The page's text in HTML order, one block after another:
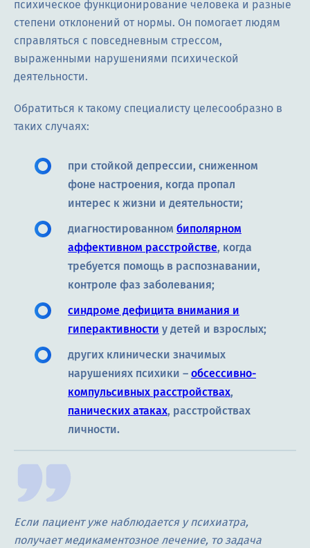
психическое функционирование человека и разные
степени отклонений от нормы. Он помогает людям
справляться с повседневным стрессом,
выраженными нарушениями психической
деятельности.
Обратиться к такому специалисту целесообразно в
таких случаях:
при стойкой депрессии, сниженном
фоне настроения, когда пропал
интерес к жизни и деятельности;
диагностированном биполярном
аффективном расстройстве, когда
требуется помощь в распознавании,
контроле фаз заболевания;
синдроме дефицита внимания и
гиперактивности у детей и взрослых;
других клинически значимых
нарушениях психики – обсессивно-
компульсивных расстройствах,
панических атаках, расстройствах
личности.
Если пациент уже наблюдается у психиатра,
получает медикаментозное лечение, то задача